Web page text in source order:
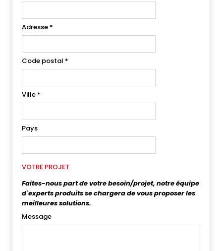
Adresse *
Code postal *
Ville *
Pays
VOTRE PROJET
Faites-nous part de votre besoin/projet, notre équipe
d`experts produits se chargera de vous proposer les
meilleures solutions.
Message